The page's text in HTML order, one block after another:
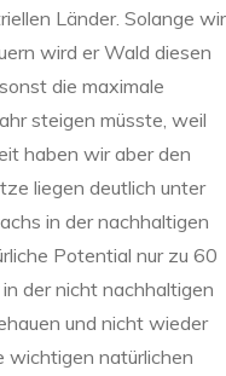
Länder. Solange wir
wird er Wald diesen
die maximale
steigen müsste, weil
haben wir aber den
liegen deutlich unter
in der nachhaltigen
Potential nur zu 60
der nicht nachhaltigen
und nicht wieder
wichtigen natürlichen